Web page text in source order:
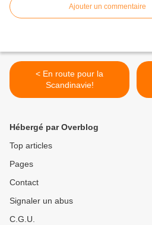
Ajouter un commentaire
< En route pour la
Scandinavie!
Hébergé par Overblog
Top articles
Pages
Contact
Signaler un abus
C.G.U.